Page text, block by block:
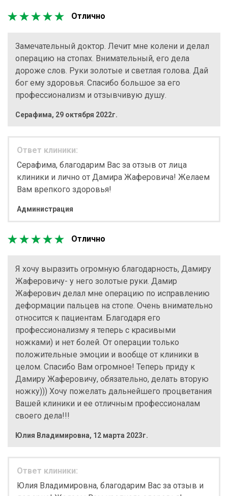
Отлично
Замечательный доктор. Лечит мне колени и делал
операцию на стопах. Внимательный, его дела
дороже слов. Руки золотые и светлая голова. Дай
бог ему здоровья. Спасибо большое за его
профессионализм и отзывчивую душу.
Серафима, 29 октября 2022г.
Ответ клиники:
Серафима, благодарим Вас за отзыв от лица
клиники и лично от Дамира Жаферовича! Желаем
Вам врепкого здоровья!
Администрация
Отлично
Я хочу выразить огромную благодарность, Дамиру
Жаферовичу- у него золотые руки. Дамир
Жаферович делал мне операцию по исправлению
деформации пальцев на стопе. Очень внимательно
относится к пациентам. Благодаря его
профессионализму я теперь с красивыми
ножками) и нет болей. От операции только
положительные эмоции и вообще от клиники в
целом. Спасибо Вам огромное! Теперь приду к
Дамиру Жаферовичу, обязательно, делать вторую
ножку))) Хочу пожелать дальнейшего процветания
Вашей клиники и ее отличным профессионалам
своего дела!!!
Юлия Владимировна, 12 марта 2023г.
Ответ клиники:
Юлия Владимировна, благодарим Вас за отзыв и